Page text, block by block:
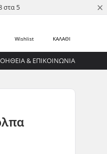
στα 5 ×
ΚΑΛΑΘΙ
Wishlist
& ΕΠΙΚΟΙΝΩΝΊΑ